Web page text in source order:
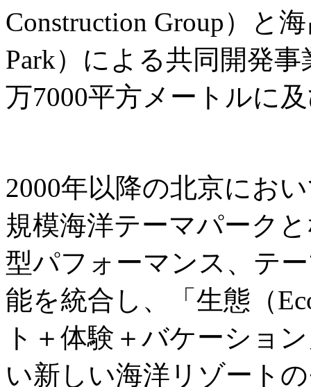
Construction Group）と
Park）による共同開発
万7000平方メートルに
2000年以降の北京にお
規模海洋テーマパーク
型パフォーマンス、テ
能を統合し、「生態（
ト＋体験＋バケーショ
い新しい海洋リゾート